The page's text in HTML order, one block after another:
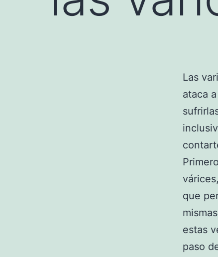
Las
ataca
que
estas
paso